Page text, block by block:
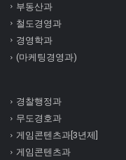
부동산과
철도경영과
경영학과
(마케팅경영과)
경찰행정과
무도경호과
게임콘텐츠과[3년제]
게임콘텐츠과